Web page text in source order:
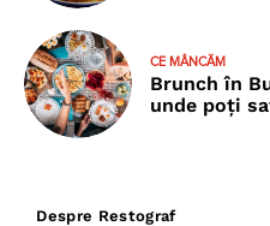
CE MÂNCĂM
Brunch în
unde poţi
Despre Restograf